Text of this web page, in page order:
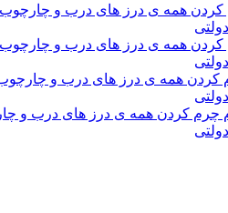
همه ی درز های درب و چارچوب
همه ی درز های درب و چارچوب
همه ی درز های درب و چارچوب
همه ی درز های درب و